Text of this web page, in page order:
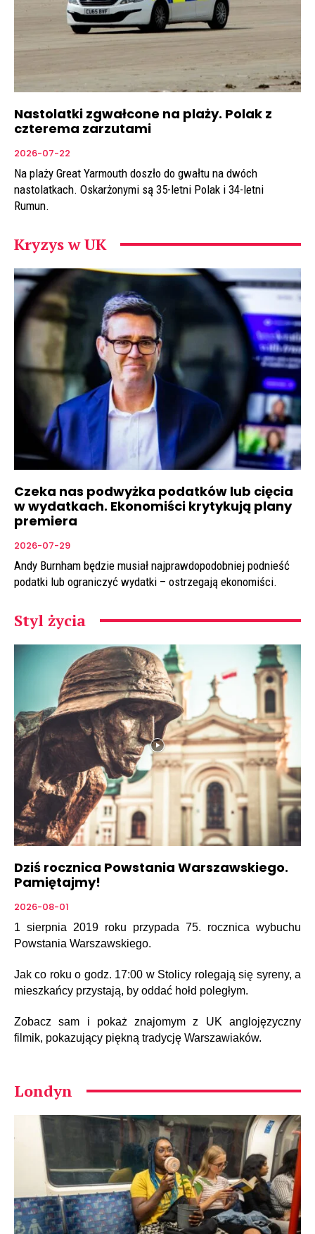
Nastolatki zgwałcone na plaży. Polak z
czterema zarzutami
2026-07-22
Na plaży Great Yarmouth doszło do gwałtu na dwóch
nastolatkach. Oskarżonymi są 35-letni Polak i 34-letni
Rumun.
Kryzys w UK
Czeka nas podwyżka podatków lub cięcia
w wydatkach. Ekonomiści krytykują plany
premiera
2026-07-29
Andy Burnham będzie musiał najprawdopodobniej podnieść
podatki lub ograniczyć wydatki – ostrzegają ekonomiści.
Styl życia
Dziś rocznica Powstania Warszawskiego.
Pamiętajmy!
2026-08-01
1 sierpnia 2019 roku przypada 75. rocznica wybuchu
Powstania Warszawskiego.
Jak co roku o godz. 17:00 w Stolicy rolegają się syreny, a
mieszkańcy przystają, by oddać hołd poległym.
Zobacz sam i pokaż znajomym z UK anglojęzyczny
filmik, pokazujący piękną tradycję Warszawiaków.
Londyn